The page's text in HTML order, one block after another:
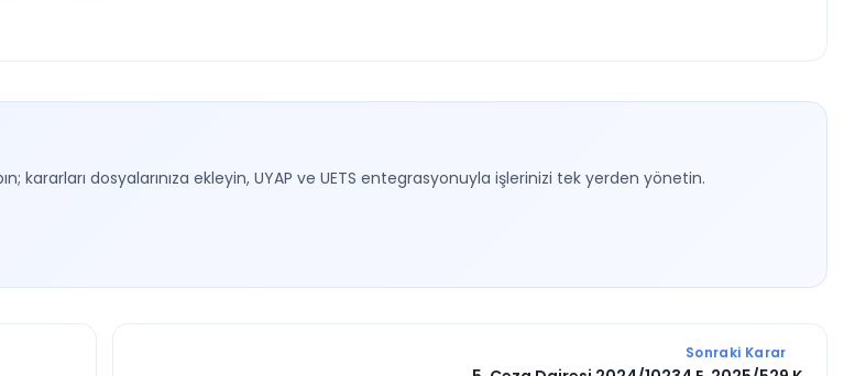
kararları dosyalarınıza ekleyin, UYAP ve UETS entegrasyonuyla işlerinizi tek yerden yönetin.
Sonraki Karar